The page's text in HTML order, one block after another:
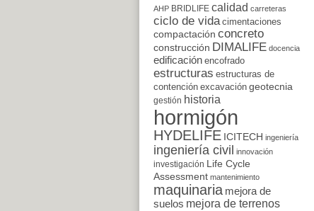
AHP BRIDLIFE calidad carreteras
ciclo de vida cimentaciones
compactación concreto
construcción DIMALIFE docencia
edificación encofrado
estructuras estructuras de
contención excavación geotecnia
gestión historia
hormigón
HYDELIFE ICITECH ingeniería
ingeniería civil innovación
investigación
Life Cycle
Assessment mantenimiento
maquinaria mejora de
suelos mejora de terrenos